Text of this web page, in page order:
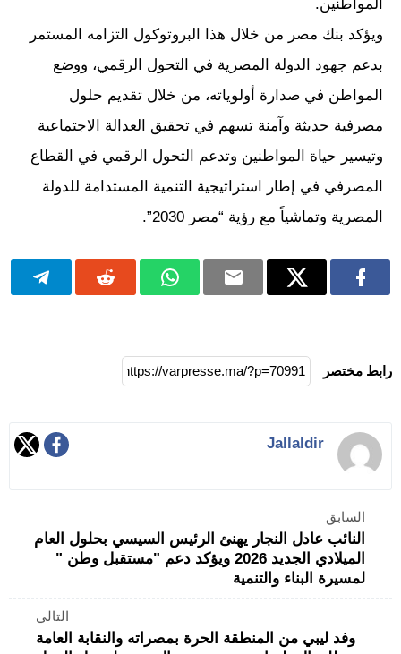
المواطنين.
ويؤكد بنك مصر من خلال هذا البروتوكول التزامه المستمر
بدعم جهود الدولة المصرية في التحول الرقمي، ووضع
المواطن في صدارة أولوياته، من خلال تقديم حلول
مصرفية حديثة وآمنة تسهم في تحقيق العدالة الاجتماعية
وتيسير حياة المواطنين وتدعم التحول الرقمي في القطاع
المصرفي في إطار استراتيجية التنمية المستدامة للدولة
المصرية وتماشياً مع رؤية “مصر 2030”.
رابط مختصر
Jallaldir
السابق
النائب عادل النجار يهنئ الرئيس السيسي بحلول العام
الميلادي الجديد 2026 ويؤكد دعم "مستقبل وطن "
لمسيرة البناء والتنمية
التالي
وفد ليبي من المنطقة الحرة بمصراته والنقابة العامة